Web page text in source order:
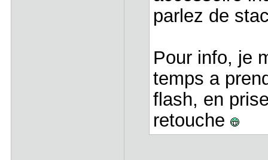
parlez de
Pour info, je
temps a
flash, en
retouche